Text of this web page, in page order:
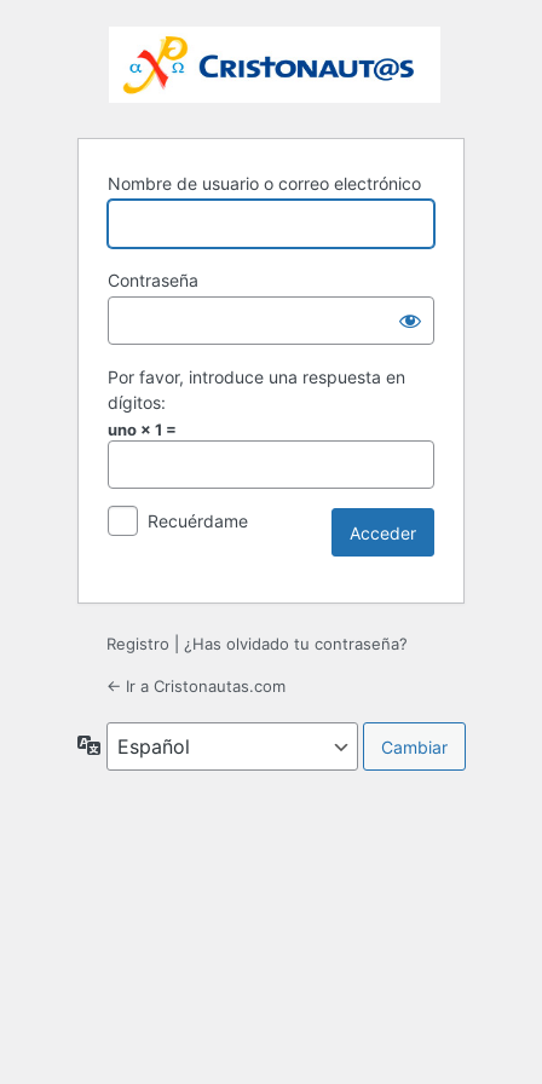
Nombre de usuario o correo electrónico
Contraseña
Por favor, introduce una respuesta en
dígitos:
uno × 1 =
Recuérdame
Registro ¿Has olvidado tu contraseña?
← Ir a Cristonautas.com
Idioma